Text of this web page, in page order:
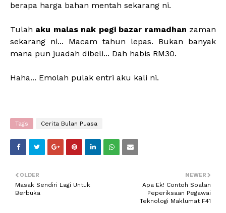
berapa harga bahan mentah sekarang ni.
Tulah aku malas nak pegi bazar ramadhan zaman
sekarang ni... Macam tahun lepas. Bukan banyak
mana pun juadah dibeli... Dah habis RM30.
Haha... Emolah pulak entri aku kali ni.
Tags Cerita Bulan Puasa
NEWER
Apa Ek! Contoh Soalan
Peperiksaan Pegawai
Teknologi Maklumat F41
OLDER
Masak Sendiri Lagi Untuk
Berbuka